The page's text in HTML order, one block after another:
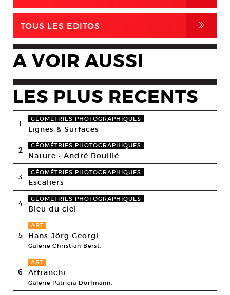
TOUS LES EDITOS ,
A VOIR AUSSI
LES PLUS RECENTS
1 GÉOMÉTRIES PHOTOGRAPHIQUES
Lignes & Surfaces
2 GÉOMÉTRIES PHOTOGRAPHIQUES
Nature • André Rouillé
3 GÉOMÉTRIES PHOTOGRAPHIQUES
Escaliers
4 GÉOMÉTRIES PHOTOGRAPHIQUES
Bleu du ciel
5
ART
Hans-Jörg Georgi
Galerie Christian Berst,
6
ART
Affranchi
Galerie Patricia Dorfmann,